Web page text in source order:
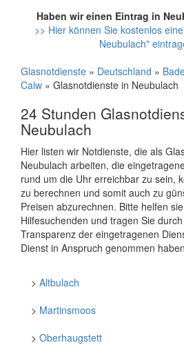
Haben wir einen Eintrag in
>> Hier können Sie kostenlos
Neubulach"
Glasnotdienste » Deutschland »
Calw » Glasnotdienste in Neubulach
24 Stunden
Neubulach
Hier listen wir Notdienste, die als
Neubulach arbeiten, die
rund um die Uhr erreichbar zu sein,
zu berechnen und somit auch zu
Preisen abzurechnen. Bitte helfen
Hilfesuchenden und tragen Sie
Transparenz der eingetragenen
Dienst in Anspruch genommen
> Altbulach
> Martinsmoos
> Oberhaugstett